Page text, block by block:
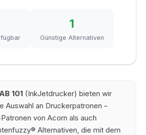
1
Günstige Alternativen
101 (InkJetdrucker) bieten wir
Auswahl an Druckerpatronen –
von Acorn als auch
Alternativen, die mit dem